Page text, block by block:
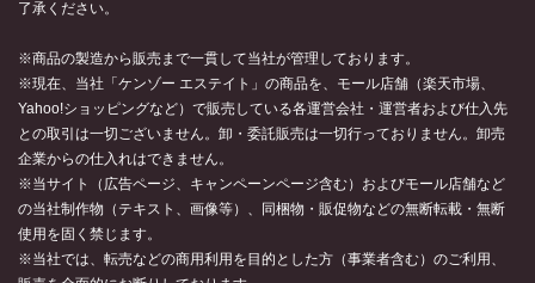
了承ください。
※商品の製造から販売まで一貫して当社が管理しております。
※現在、当社「ケンゾー エステイト」の商品を、モール店舗（楽天市場、
Yahoo!ショッピングなど）で販売している各運営会社・運営者および仕入先
との取引は一切ございません。卸・委託販売は一切行っておりません。卸売
企業からの仕入れはできません。
※当サイト（広告ページ、キャンペーンページ含む）およびモール店舗など
の当社制作物（テキスト、画像等）、同梱物・販促物などの無断転載・無断
使用を固く禁じます。
※当社では、転売などの商用利用を目的とした方（事業者含む）のご利用、